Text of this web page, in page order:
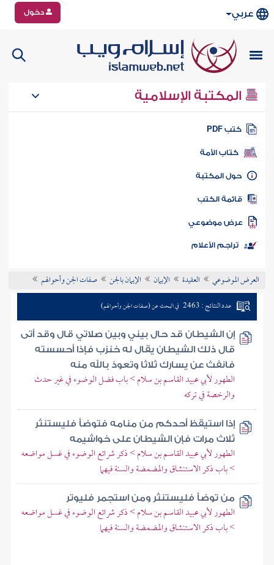
عربي دخول
المكتبة الإسلامية
كتب PDF
كتاب الأمة
المكتبة
الكتب
موضوعي
تراجم الأعلام
العرض الموضوعي العقيدة الإيمان الإيمان بالجن صفات الجن وأحوالهم
عدد النتائج : 2463 في البحث عن (صفات الجن وأحوالهم)
إن الشيطان قد حال بيني وبين صلاتي قال وقد أتى
قال ذلك الشيطان يقال له خنزب فإذا أحسسته
فانفث عن يسارك ثلاثا وتعوذ بالله منه
الطهور لأبي عبيد القاسم بن سلام > باب فضل الوضوء في غير حدث
والرخصة في تركه
إذا استيقظ أحدكم من منامه فتوضأ فليستنثر
ثلاث مرات فإن الشيطان على خواشيمه
الطهور لأبي عبيد القاسم بن سلام > ذكر شرائع الوضوء في غسل مواضعه
> باب ذكر الاستنشاق والمضمضة والسنة فيهما
من توضأ فليستنثر ومن استجمر فليوتر
الطهور لأبي عبيد القاسم بن سلام > ذكر شرائع الوضوء في غسل مواضعه
> باب ذكر الاستنشاق والمضمضة والسنة فيهما